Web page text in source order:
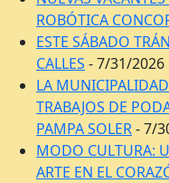
ROBÓTICA
ESTE SÁBADO
CALLES - 7/31/2026
LA
TRABAJOS DE
PAMPA SOLER- 7/
MODO CULTURA:
ARTE EN EL